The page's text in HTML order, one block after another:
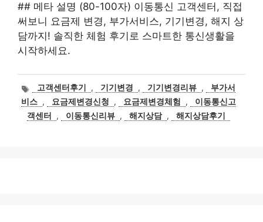
## 메타 설명 (80-100자) 이동통신 고객센터, 직접
써보니 요금제 변경, 부가서비스, 기기변경, 해지 상
담까지! 솔직한 체험 후기로 스마트한 통신생활을
시작하세요.
태
그
고객센터후기 , 기기변경 , 기기변경리뷰 ,
부가서
비스 , 요금제변경신청 , 요금제변경체험 ,
이동통신고
객센터
, 이동통신리뷰 , 해지상담 , 해지상담후기